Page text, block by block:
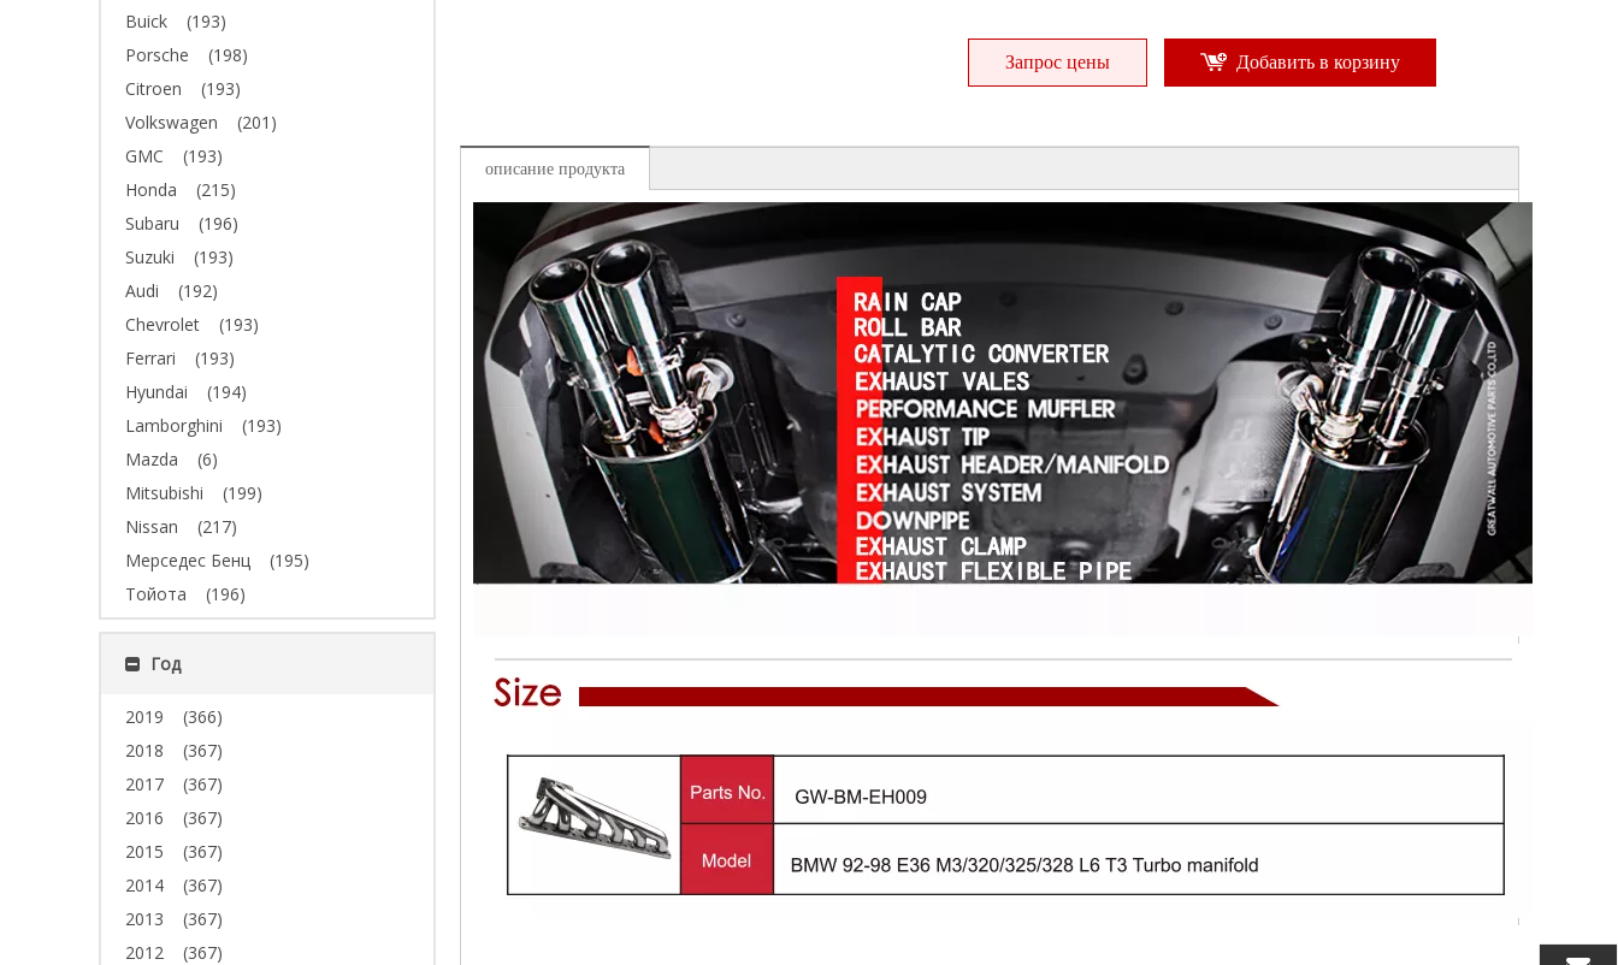
Buick
(193)
Porsche
(198)
Citroen
(193)
Volkswagen
(201)
GMC
(193)
Honda
(215)
Subaru
(196)
Suzuki
(193)
Audi
(192)
Chevrolet
(193)
Ferrari
(193)
Hyundai
(194)
Lamborghini
(193)
Mazda
(6)
Mitsubishi
(199)
Nissan
(217)
Мерседес Бенц
(195)
Тойота
(196)
Год
2019
(366)
2018
(367)
2017
(367)
2016
(367)
2015
(367)
2014
(367)
2013
(367)
2012
(367)
Запрос цены Добавить в корзину
описание продукта